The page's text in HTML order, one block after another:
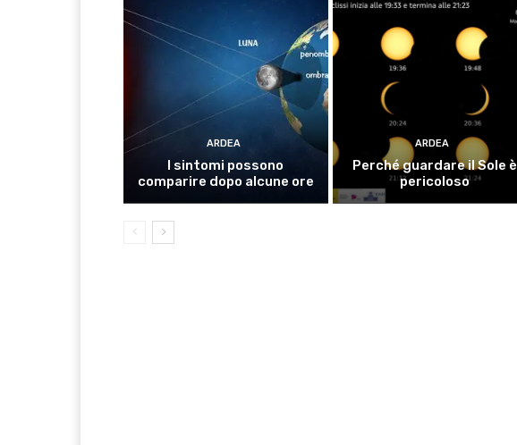
ARDEA
I sintomi possono
comparire dopo alcune ore
ARDEA
Perché guardare il Sole è
pericoloso